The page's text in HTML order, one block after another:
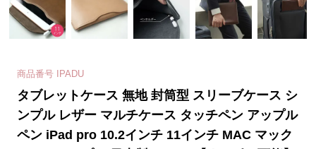
商品番号 IPADU
タブレットケース 無地 封筒型 スリーブケース シ
ンプル レザー マルチケース タッチペン アップル
ペン iPad pro 10.2インチ 11インチ MAC マック